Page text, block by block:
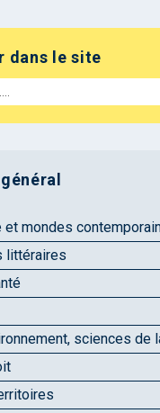
dans le site
et mondes
littéraires
sciences de